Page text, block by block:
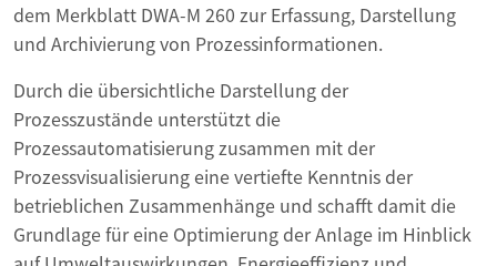
dem Merkblatt DWA-M 260 zur Erfassung, Darstellung
und Archivierung von Prozessinformationen.
Durch die übersichtliche Darstellung der
Prozesszustände unterstützt die
Prozessautomatisierung zusammen mit der
Prozessvisualisierung eine vertiefte Kenntnis der
betrieblichen Zusammenhänge und schafft damit die
Grundlage für eine Optimierung der Anlage im Hinblick